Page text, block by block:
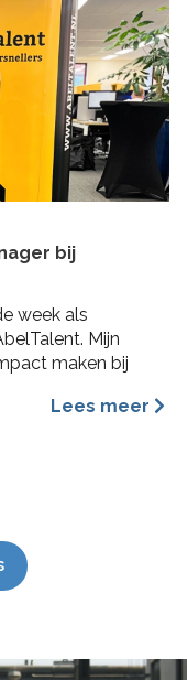
bij
week als
Mijn
maken bij
content
Lees meer